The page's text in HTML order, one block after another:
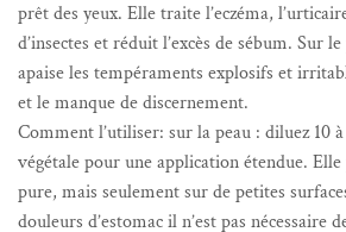
prêt des yeux. Elle traite l’eczéma,
d’insectes et réduit l’excès de sébum. Sur
apaise les tempéraments explosifs et
et le manque de discernement.
Comment l’utiliser: sur la peau : diluez 10
végétale pour une application étendue.
pure, mais seulement sur de petites
douleurs d’estomac il n’est pas nécessaire